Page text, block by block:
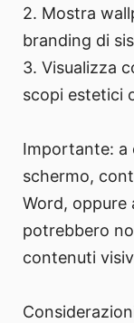
2. Mostra
branding di
3. Visualizza
scopi estetici
Importante: a
schermo,
Word, oppure
potrebbero
contenuti